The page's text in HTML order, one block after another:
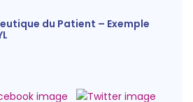
du Patient – Exemple